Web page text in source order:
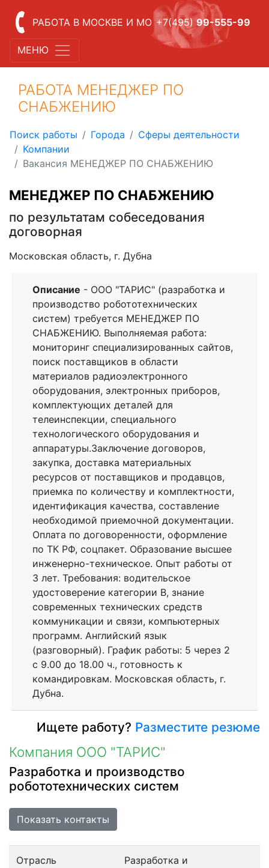
РАБОТА В МОСКВЕ И МО +7(495) 99-555-99
МЕНЮ
РАБОТА МЕНЕДЖЕР ПО
СНАБЖЕНИЮ
Поиск работы Города
Сферы деятельности
Компании
Вакансия МЕНЕДЖЕР ПО СНАБЖЕНИЮ
МЕНЕДЖЕР ПО СНАБЖЕНИЮ
по результатам собеседования
договорная
Московская область, г. Дубна
Описание - ООО "ТАРИС" (разработка и
производство робототехнических
систем) требуется МЕНЕДЖЕР ПО
СНАБЖЕНИЮ. Выполняемая работа:
мониторинг специализированных сайтов,
поиск поставщиков в области
материалов радиоэлектронного
оборудования, электронных приборов,
комплектующих деталей для
телеинспекции, специального
технологического оборудования и
аппаратуры.Заключение договоров,
закупка, доставка материальных
ресурсов от поставщиков и продавцов,
приемка по количеству и комплектности,
идентификация качества, составление
необходимой приемочной документации.
Оплата по договоренности, оформление
по ТК РФ, соцпакет. Образование высшее
инженерно-техническое. Опыт работы от
3 лет. Требования: водительское
удостоверение категории В, знание
современных технических средств
коммуникации и связи, компьютерных
программ. Английский язык
(разговорный). График работы: 5 через 2
с 9.00 до 18.00 ч., готовность к
командировкам. Московская область, г.
Дубна.
Ищете работу? Разместите резюме
Компания ООО "ТАРИС"
Разработка и производство
робототехнических систем
Показать контакты
Отрасль
Разработка и